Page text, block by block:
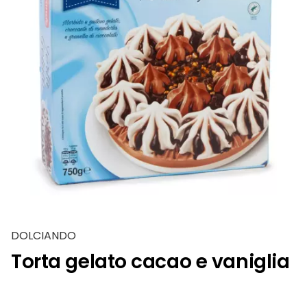
DOLCIANDO
Torta gelato cacao e vaniglia